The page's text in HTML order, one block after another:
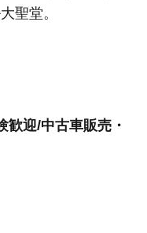
聖堂。
歓迎/中古車販売・